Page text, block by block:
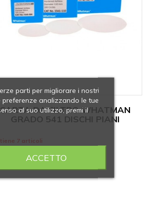
CARTA DA FILTRO WHATMAN
GRADO 541 DISCHI PIANI
7 articoli
parti per migliorare i nostri
analizzando le tue
al suo utilizzo, premi il
ACCETTO